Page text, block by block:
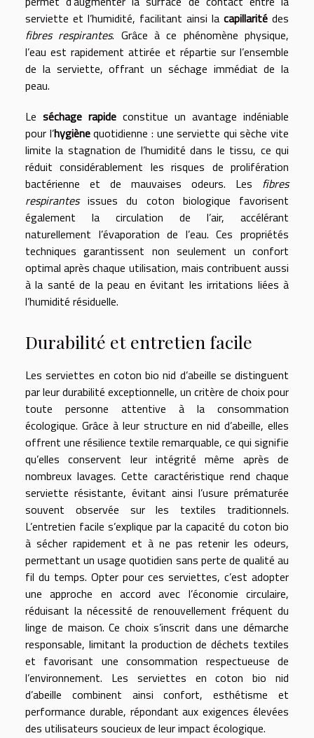
serviette et l’humidité, facilitant ainsi la capillarité des
fibres respirantes. Grâce à ce phénomène physique,
l’eau est rapidement attirée et répartie sur l’ensemble
de la serviette, offrant un séchage immédiat de la
peau.
Le séchage rapide constitue un avantage indéniable
pour l’hygiènequotidienne : une serviette qui sèche vite
limite la stagnation de l’humidité dans le tissu, ce qui
réduit considérablement les risques de prolifération
bactérienne et de mauvaises odeurs. Les fibres
respirantesissues du coton biologique favorisent
également la circulation de l’air, accélérant
naturellement l’évaporation de l’eau. Ces propriétés
techniques garantissent non seulement un confort
optimal après chaque utilisation, mais contribuent aussi
à la santé de la peau en évitant les irritations liées à
l’humidité résiduelle.
Durabilité et entretien facile
Les serviettes en coton bio nid d’abeille se distinguent
par leur durabilité exceptionnelle, un critère de choix pour
toute personne attentive à la consommation
écologique. Grâce à leur structure en nid d’abeille, elles
offrent une résilience textile remarquable, ce qui signifie
qu’elles conservent leur intégrité même après de
nombreux lavages. Cette caractéristique rend chaque
serviette résistante, évitant ainsi l’usure prématurée
souvent observée sur les textiles traditionnels.
L’entretien facile s’explique par la capacité du coton bio
à sécher rapidement et à ne pas retenir les odeurs,
permettant un usage quotidien sans perte de qualité au
fil du temps. Opter pour ces serviettes, c’est adopter
une approche en accord avec l’économie circulaire,
réduisant la nécessité de renouvellement fréquent du
linge de maison. Ce choix s’inscrit dans une démarche
responsable, limitant la production de déchets textiles
et favorisant une consommation respectueuse de
l’environnement. Les serviettes en coton bio nid
d’abeille combinent ainsi confort, esthétisme et
performance durable, répondant aux exigences élevées
des utilisateurs soucieux de leur impact écologique.